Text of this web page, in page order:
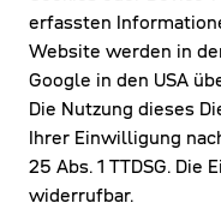
erfassten
Website werden in
Google in den USA
Die Nutzung dieses
Ihrer Einwilligung
25 Abs. 1 TTDSG.
widerrufbar.